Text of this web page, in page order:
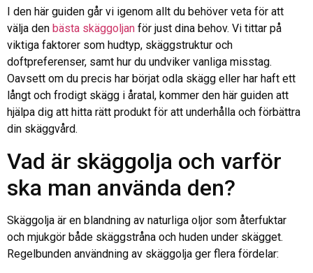
I den här guiden går vi igenom allt du behöver veta för att
välja den bästa skäggoljan för just dina behov. Vi tittar på
viktiga faktorer som hudtyp, skäggstruktur och
doftpreferenser, samt hur du undviker vanliga misstag.
Oavsett om du precis har börjat odla skägg eller har haft ett
långt och frodigt skägg i åratal, kommer den här guiden att
hjälpa dig att hitta rätt produkt för att underhålla och förbättra
din skäggvård.
Vad är skäggolja och varför
ska man använda den?
Skäggolja är en blandning av naturliga oljor som återfuktar
och mjukgör både skäggstråna och huden under skägget.
Regelbunden användning av skäggolja ger flera fördelar: